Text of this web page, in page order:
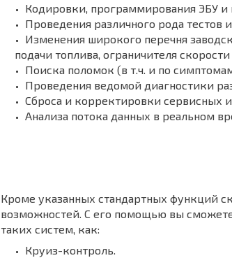
Кодировки, программирования ЭБУ и
Проведения различного рода тестов
Изменения широкого перечня
подачи топлива, ограничителя
Поиска поломок (в т.ч. и по
Проведения ведомой диагностики
Сброса и корректировки сервисных
Анализа потока данных в реальном
Кроме указанных стандартных функций
возможностей. С его помощью вы
таких систем, как:
Круиз-контроль.